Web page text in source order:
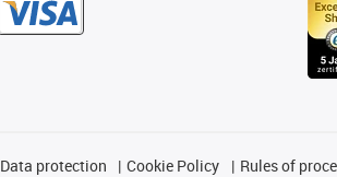
Data protection Cookie Policy Rules of